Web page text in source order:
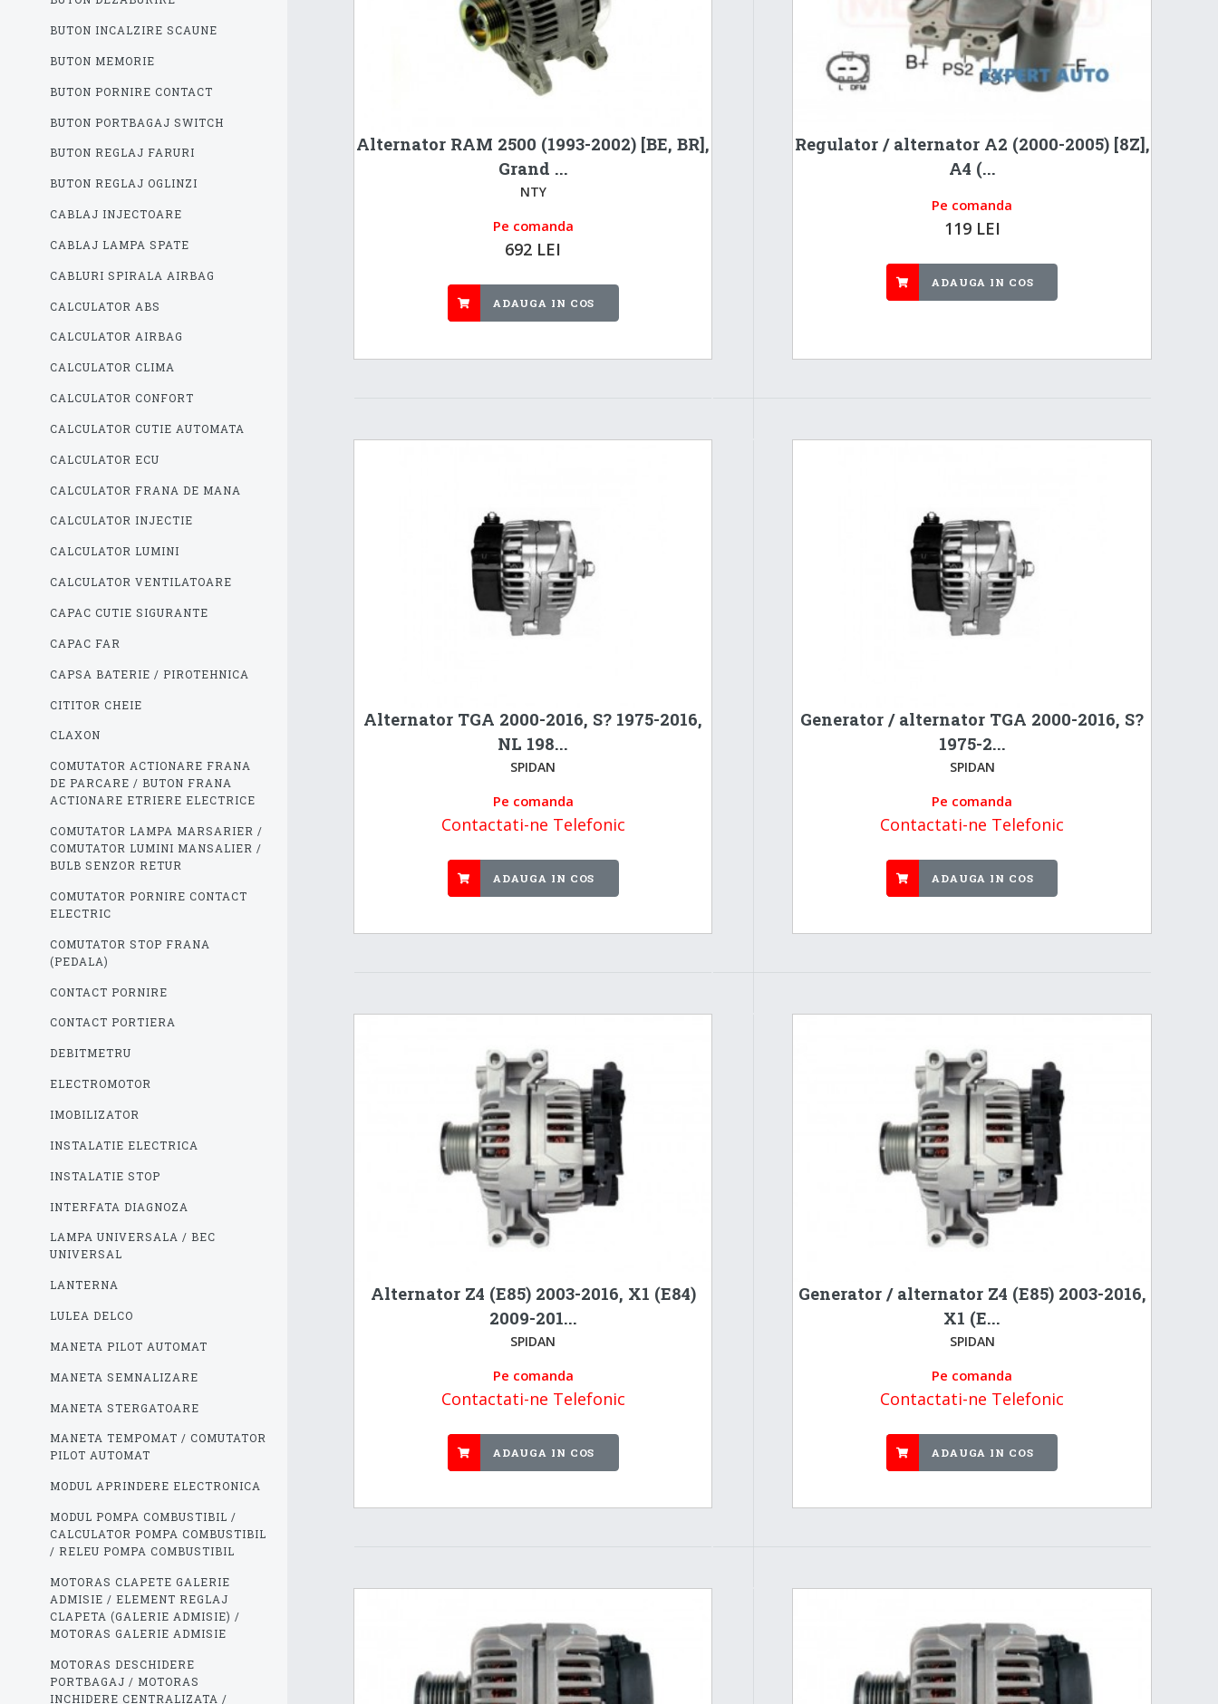
Alternator RAM 2500 (1993-2002) [BE, BR],
Grand ...
NTY
Pe comanda
692 LEI
ADAUGA IN COS
Regulator / alternator A2 (2000-2005) [8Z],
A4 (...
Pe comanda
119 LEI
ADAUGA IN COS
Alternator TGA 2000-2016, S? 1975-2016,
NL 198...
SPIDAN
Pe comanda
Contactati-ne Telefonic
ADAUGA IN COS
Generator / alternator TGA 2000-2016, S?
1975-2...
SPIDAN
Pe comanda
Contactati-ne Telefonic
ADAUGA IN COS
Alternator Z4 (E85) 2003-2016, X1 (E84)
2009-201...
SPIDAN
Pe comanda
Contactati-ne Telefonic
ADAUGA IN COS
Generator / alternator Z4 (E85) 2003-2016,
X1 (E...
SPIDAN
Pe comanda
Contactati-ne Telefonic
ADAUGA IN COS
BUTON INCALZIRE SCAUNE
BUTON MEMORIE
BUTON PORNIRE CONTACT
BUTON PORTBAGAJ SWITCH
BUTON REGLAJ FARURI
BUTON REGLAJ OGLINZI
CABLAJ INJECTOARE
CABLAJ LAMPA SPATE
CABLURI SPIRALA AIRBAG
CALCULATOR ABS
CALCULATOR AIRBAG
CALCULATOR CLIMA
CALCULATOR CONFORT
CALCULATOR CUTIE AUTOMATA
CALCULATOR ECU
CALCULATOR FRANA DE MANA
CALCULATOR INJECTIE
CALCULATOR LUMINI
CALCULATOR VENTILATOARE
CAPAC CUTIE SIGURANTE
CAPAC FAR
CAPSA BATERIE / PIROTEHNICA
CITITOR CHEIE
CLAXON
COMUTATOR ACTIONARE FRANA
DE PARCARE / BUTON FRANA
ACTIONARE ETRIERE ELECTRICE
COMUTATOR LAMPA MARSARIER /
COMUTATOR LUMINI MANSALIER /
BULB SENZOR RETUR
COMUTATOR PORNIRE CONTACT
ELECTRIC
COMUTATOR STOP FRANA
(PEDALA)
CONTACT PORNIRE
CONTACT PORTIERA
DEBITMETRU
ELECTROMOTOR
IMOBILIZATOR
INSTALATIE ELECTRICA
INSTALATIE STOP
INTERFATA DIAGNOZA
LAMPA UNIVERSALA / BEC
UNIVERSAL
LANTERNA
LULEA DELCO
MANETA PILOT AUTOMAT
MANETA SEMNALIZARE
MANETA STERGATOARE
MANETA TEMPOMAT / COMUTATOR
PILOT AUTOMAT
MODUL APRINDERE ELECTRONICA
MODUL POMPA COMBUSTIBIL /
CALCULATOR POMPA COMBUSTIBIL
/ RELEU POMPA COMBUSTIBIL
MOTORAS CLAPETE GALERIE
ADMISIE / ELEMENT REGLAJ
CLAPETA (GALERIE ADMISIE) /
MOTORAS GALERIE ADMISIE
MOTORAS DESCHIDERE
PORTBAGAJ / MOTORAS
INCHIDERE CENTRALIZATA /